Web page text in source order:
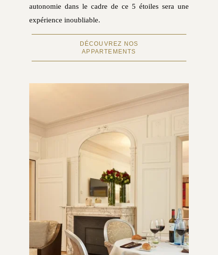
autonomie dans le cadre de ce 5 étoiles sera une
expérience inoubliable.
DÉCOUVREZ NOS
APPARTEMENTS